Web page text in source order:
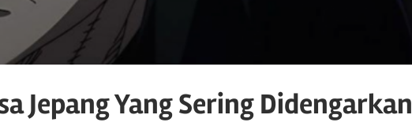
Jepang Yang Sering Didengarkan